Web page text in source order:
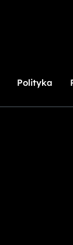
Polityka